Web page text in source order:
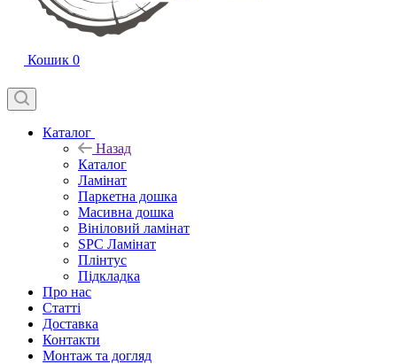
Кошик 0
Каталог
Назад
Каталог
Ламінат
Паркетна дошка
Масивна дошка
Вініловий ламінат
SPC Ламінат
Плінтус
Підкладка
Про нас
Статті
Доставка
Контакти
Монтаж та догляд